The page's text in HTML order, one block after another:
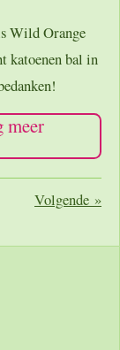
Wild Orange
katoenen bal in
meer
Volgende »